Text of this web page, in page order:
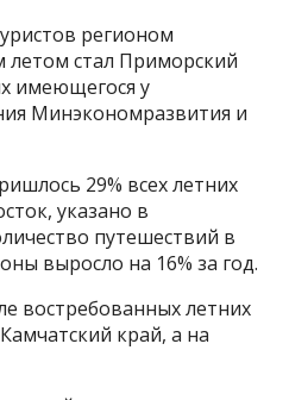
регионом
летом стал Приморский
имеющегося у
Минэкономразвития и
29% всех летних
указано в
путешествий в
выросло на 16% за год.
востребованных летних
край, а на